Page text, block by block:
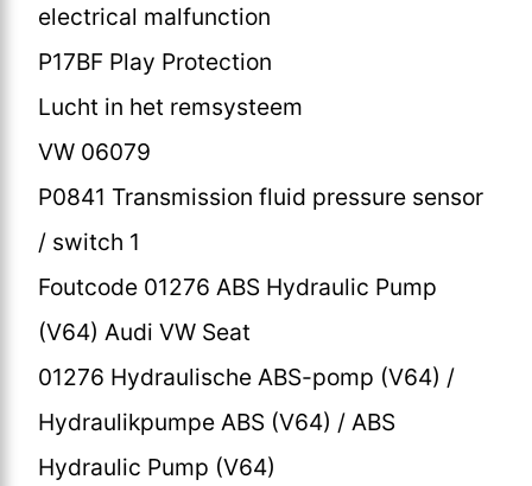
electrical malfunction
P17BF Play Protection
Lucht in het remsysteem
VW 06079
P0841 Transmission fluid pressure sensor
/ switch 1
Foutcode 01276 ABS Hydraulic Pump
(V64) Audi VW Seat
01276 Hydraulische ABS-pomp (V64) /
Hydraulikpumpe ABS (V64) / ABS
Hydraulic Pump (V64)